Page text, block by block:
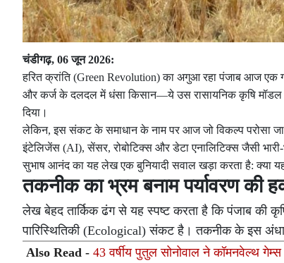
चंडीगढ़, 06 जून 2026:
हरित क्रांति (Green Revolution) का अगुआ रहा पंजाब आज एक
और कर्ज के दलदल में धंसा किसान—ये उस रासायनिक कृषि
दिया।
लेकिन, इस संकट के समाधान के नाम पर आज जो विकल्प परोसा जा
इंटेलिजेंस (AI), सेंसर, रोबोटिक्स और डेटा एनालिटिक्स जैसी भारी-
सुभाष आनंद का यह लेख एक बुनियादी सवाल खड़ा करता है: क्या
तकनीक का भ्रम बनाम पर्यावरण की
लेख बेहद तार्किक ढंग से यह स्पष्ट करता है कि पंजाब की
पारिस्थितिकी (Ecological) संकट है। तकनीक के इस
Also Read - 43 वर्षीय पुतुल सोनोवाल ने कॉमनवेल्थ